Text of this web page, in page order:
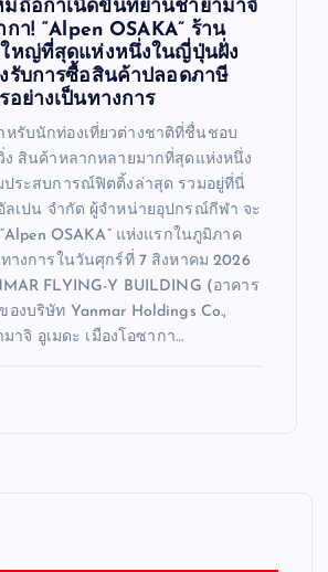
ม่ถือกำเนิดขึ้นที่ย่านชายามาจิ
กา! “Alpen OSAKA” ร้าน
ใหญ่ที่สุดแห่งหนึ่งในญี่ปุ่นฝั่ง
รับการซื้อสินค้าปลอดภาษี
อย่างเป็นทางการ
รับนักท่องเที่ยวต่างชาติที่ชื่นชอบ
ง สินค้าหลากหลายมากที่สุดแห่งหนึ่ง
ระสบการณ์ฟิตติ้งล่าสุด รวมอยู่ที่นี่
เปน จำกัด ผู้จำหน่ายอุปกรณ์กีฬา จะ
OSAKA” แห่งแรกในภูมิภาค
างการในวันศุกร์ที่ 7 สิงหาคม 2026
FLYING-Y BUILDING (อาคาร
งบริษัท Yanmar Holdings Co.,
าจิ อูเมดะ เมืองโอซากา…